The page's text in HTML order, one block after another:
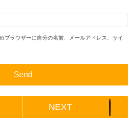
ブラウザーに自分の名前、メールアドレス、サイ
NEXT